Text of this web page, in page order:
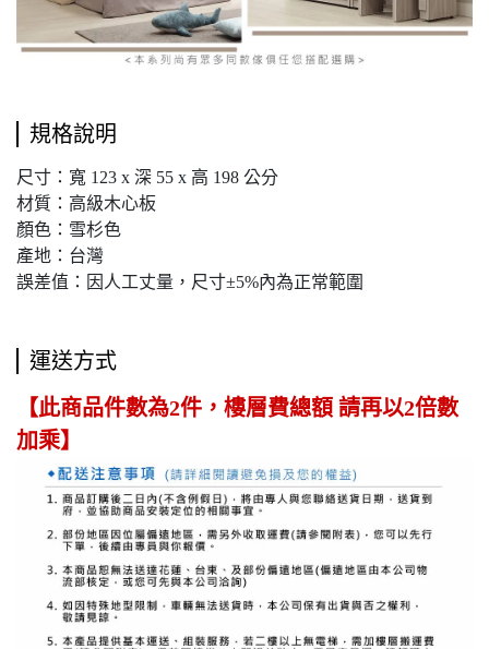
規格說明
尺寸：寬 123 x 深 55 x 高 198 公分
材質：高級木心板
顏色：雪杉色
產地：台灣
誤差值：因人工丈量，尺寸±5%內為正常範圍
運送方式
【此商品件數為2件，樓層費總額 請再以2倍數
加乘】